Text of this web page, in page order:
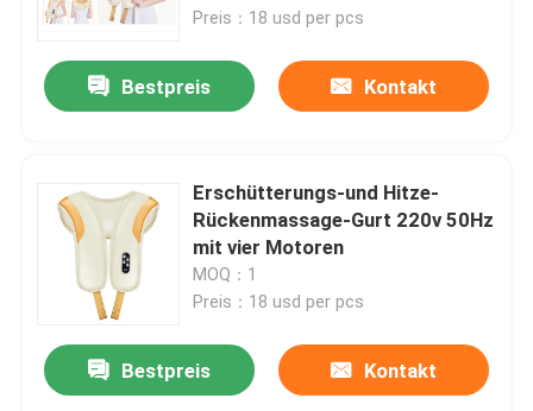
Preis：18 usd per pcs
Bestpreis Kontakt
Erschütterungs-und Hitze-
Rückenmassage-Gurt 220v 50Hz
mit vier Motoren
MOQ：1
Preis：18 usd per pcs
Bestpreis Kontakt